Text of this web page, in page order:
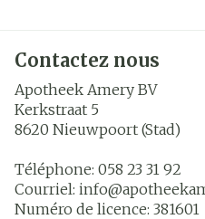
Contactez nous
Apotheek Amery BV
Kerkstraat 5
8620 Nieuwpoort (Stad)
Téléphone: 058 23 31 92
Courriel: info@
Numéro de licence: 381601